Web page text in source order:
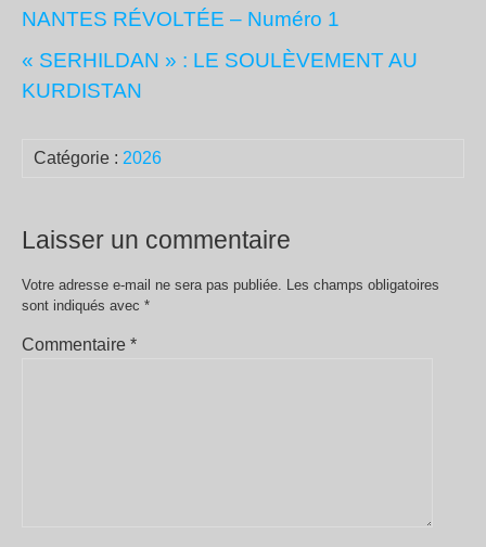
NANTES RÉVOLTÉE – Numéro 1
« SERHILDAN » : LE SOULÈVEMENT AU
KURDISTAN
Catégorie : 2026
Laisser un commentaire
Votre adresse e-mail ne sera pas publiée. Les champs obligatoires
sont indiqués avec *
Commentaire *